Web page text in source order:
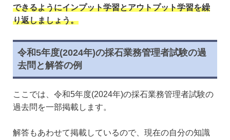
できるようにインプット学習とアウトプット学習を繰
り返しましょう。
令和5年度(2024年)の採石業務管理者試験の過
去問と解答の例
ここでは、令和5年度(2024年)の採石業務管理者試験の
過去問を一部掲載します。
解答もあわせて掲載しているので、現在の自分の知識